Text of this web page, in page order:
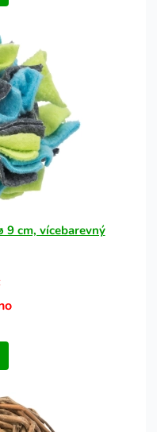
9 cm, vícebarevný